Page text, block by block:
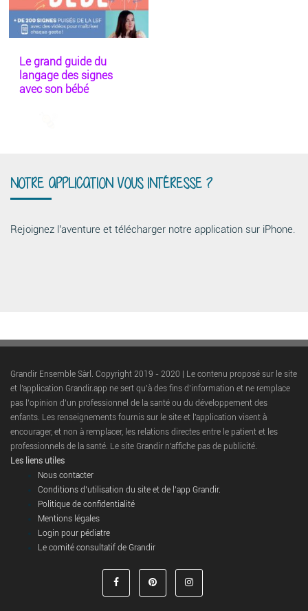
Le grand guide du
langage des signes
avec son bébé
NOTRE APPLICATION VOUS INTÉRESSE ?
Rejoignez l’aventure et télécharger notre application sur iPhone.
Grandir Ensemble Sàrl. Copyright 2019 - 2020 | Le contenu proposé sur le site
et l'application Grandir.app ne sert qu’à des fins d’information et ne remplace
pas l’opinion d’un professionnel de la santé ou du développement des
enfants. Les renseignements fournis sur le site et l'application visent à
encourager, et non à remplacer, les relations directes entre le patient et les
professionnels de la santé. Le site Grandir n'affiche pas de publicité.
Les liens utiles
Nous contacter
Conditions d’utilisation du site et de l’app Grandir.
Politique de confidentialité
Mentions légales
Login pour pédiatre
Le comité consultatif de Grandir